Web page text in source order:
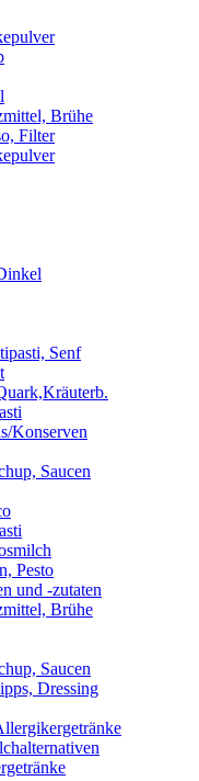
Brühe
Filter
Senf
Konserven
Saucen
Pesto
und -zutaten
Brühe
Saucen
Dressing